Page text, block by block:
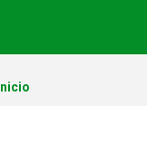
Inicio